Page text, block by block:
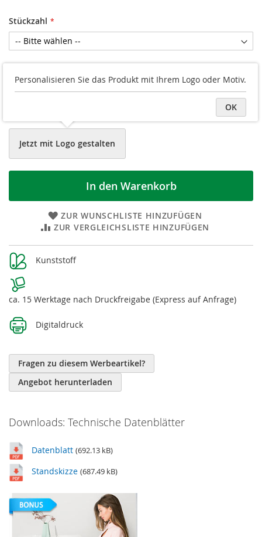
Stückzahl
Druckvorschau
Jetzt mit Logo gestalten
In den Warenkorb
ZUR WUNSCHLISTE HINZUFÜGEN
ZUR VERGLEICHSLISTE HINZUFÜGEN
Weitere
Informationen
Kunststoff
ca. 15 Werktage nach Druckfreigabe (Express auf Anfrage)
Digitaldruck
Fragen zu diesem Werbeartikel?
Angebot herunterladen
Downloads: Technische Datenblätter
Datenblatt (692.13 kB)
Standskizze (687.49 kB)
Personalisieren Sie das Produkt mit Ihrem Logo oder Motiv.
OK